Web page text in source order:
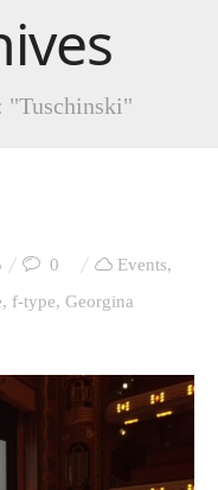
"Tuschinski"
0 Events,
, f-type, Georgina